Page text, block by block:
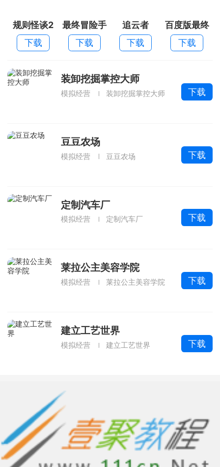
规则怪谈2
下载
最终冒险手
游果盘版
下载
追云者
下载
百度版最终
冒险
下载
装卸挖掘掌控大师
模拟经营 装卸挖掘掌控大师 下载
豆豆农场
模拟经营 豆豆农场 下载
定制汽车厂
模拟经营 定制汽车厂 下载
莱拉公主美容学院
模拟经营 莱拉公主美容学院 下载
建立工艺世界
模拟经营 建立工艺世界 下载